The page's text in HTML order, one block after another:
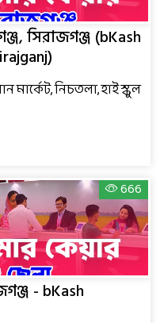
সিরাজগঞ্জ (bKash
মার্কেট, নিচতলা, হাই স্কুল
666
- bKash